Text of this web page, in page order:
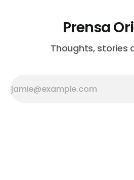
Prensa
Thoughts, stories